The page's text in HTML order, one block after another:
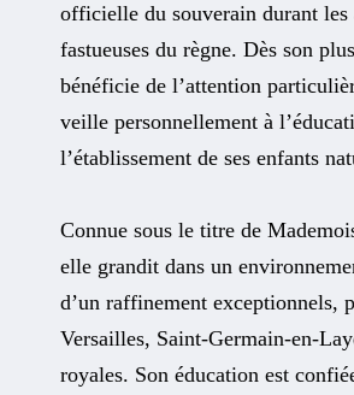
officielle du souverain durant les
fastueuses du règne. Dès son
bénéficie de l’attention
veille personnellement à
l’établissement de ses enfants
Connue sous le titre de
elle grandit dans un
d’un raffinement exceptionnels,
Versailles, Saint-Germain-en-
royales. Son éducation est